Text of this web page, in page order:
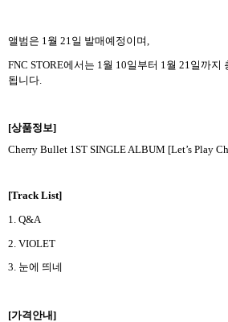
앨범은 1월 21일 발매예정이며,
FNC STORE에서는 1 월 10일부터 1 월 21 일까지
됩니다
[상품정보]
Cherry Bullet 1ST SINGLE ALBUM [Let’s Play
[Track List]
1. Q&A
2. VIOLET
3. 눈에 띄네
[가격안내]